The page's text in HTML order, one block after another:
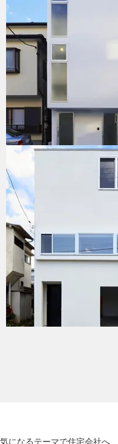
気になるテーマで住宅会社へ